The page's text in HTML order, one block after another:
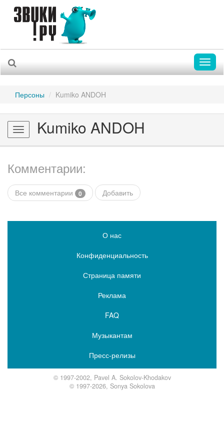
Персоны Kumiko ANDOH
Toggle
navigation
Kumiko ANDOH
Комментарии:
Все комментарии 0 Добавить
О нас
Конфиденциальность
Страница памяти
Реклама
FAQ
Музыкантам
Пресс-релизы
© 1997-2002, Pavel A. Sokolov-Khodakov
© 1997-2026, Sonya Sokolova